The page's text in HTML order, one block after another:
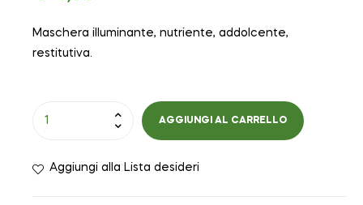
Maschera illuminante, nutriente, addolcente,
restitutiva.
AGGIUNGI AL CARRELLO
Aggiungi alla Lista desideri